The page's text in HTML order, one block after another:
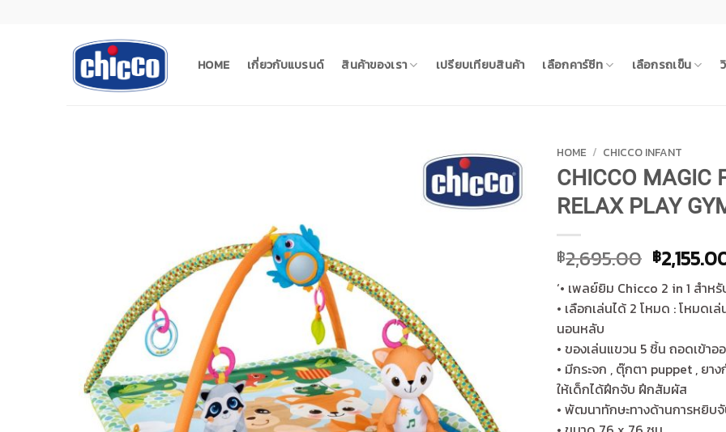
HOME เกี่ยวกับแบรนด์ สินค้าของเรา เปรียบเทียบสินค้า เลือกคาร์ซีท เลือกรถเข็น
HOME / CHICCO INFANT
CHICCO MAGIC
RELAX PLAY
฿2,695.00 Original
price
was:
฿
฿
‘• เพลย์ยิม Chicco 2 in 1 สำห
• เลือกเล่นได้ 2 โหมด : โหมดเ
นอนหลับ
• ของเล่นแขวน 5 ชิ้น ถอดเข้าอ
• มีกระจก , ตุ๊กตา puppet , ย
ให้เด็กได้ฝึกจับ ฝึกสัมผัส
• พัฒนาทักษะทางด้านการหยิบ